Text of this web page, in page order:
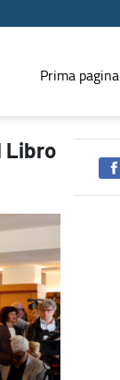
Prima pagina
Libro